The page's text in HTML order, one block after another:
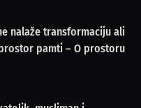
nalaže transformaciju ali
pamti – O prostoru